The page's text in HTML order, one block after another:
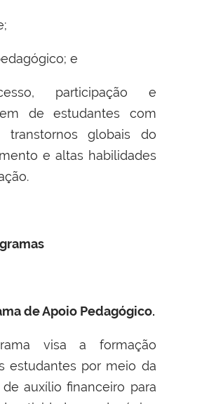
e
participação e
de estudantes com
transtornos globais do
e altas habilidades
de Apoio Pedagógico.
visa a formação
estudantes por meio da
auxílio financeiro para